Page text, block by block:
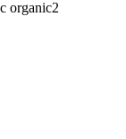
organic2